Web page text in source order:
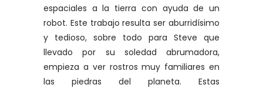
espaciales a la tierra con ayuda de un
robot. Este trabajo resulta ser aburridísimo
y tedioso, sobre todo para Steve que
llevado por su soledad abrumadora,
empieza a ver rostros muy familiares en
las piedras del planeta. Estas